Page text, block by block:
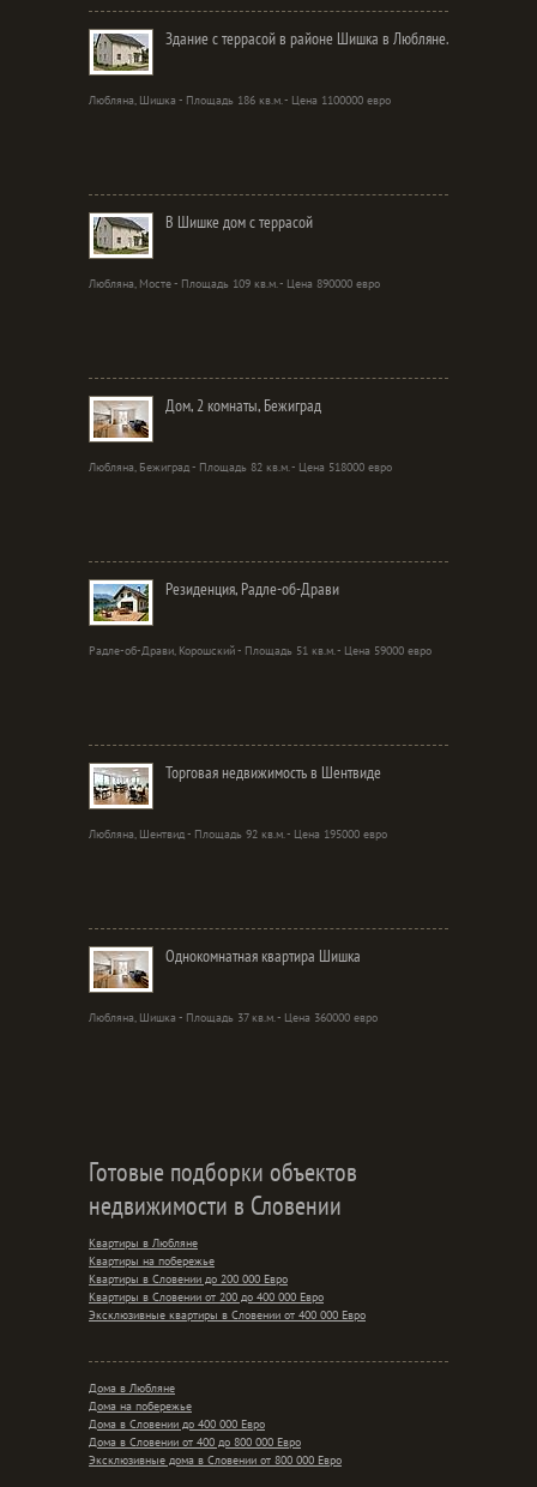
Здание с террасой в районе Шишка в Любляне.
Любляна, Шишка - Площадь 186 кв.м. - Цена 1100000 евро
В Шишке дом с террасой
Любляна, Мосте - Площадь 109 кв.м. - Цена 890000 евро
Дом, 2 комнаты, Бежиград
Любляна, Бежиград - Площадь 82 кв.м. - Цена 518000 евро
Резиденция, Радле-об-Драви
Радле-об-Драви, Корошский - Площадь 51 кв.м. - Цена 59000 евро
Торговая недвижимость в Шентвиде
Любляна, Шентвид - Площадь 92 кв.м. - Цена 195000 евро
Однокомнатная квартира Шишка
Любляна, Шишка - Площадь 37 кв.м. - Цена 360000 евро
Готовые подборки объектов
недвижимости в Словении
Квартиры в Любляне
Квартиры на побережье
Квартиры в Словении до 200 000 Евро
Квартиры в Словении от 200 до 400 000 Евро
Эксклюзивные квартиры в Словении от 400 000 Евро
Дома в Любляне
Дома на побережье
Дома в Словении до 400 000 Евро
Дома в Словении от 400 до 800 000 Евро
Эксклюзивные дома в Словении от 800 000 Евро